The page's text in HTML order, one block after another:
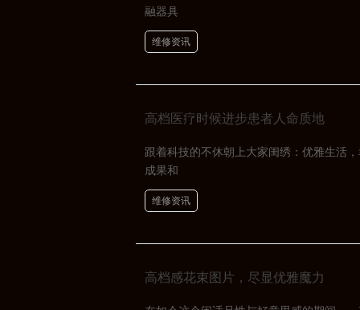
融器具
维修资讯
高档医疗时候进步患者人命质地
跟着科技的不休朝上大家闺绣：优雅生活
成果和
维修资讯
高档感花束图片，尽显优雅魔力